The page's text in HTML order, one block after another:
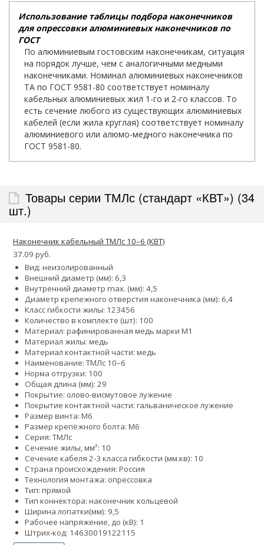
Использование таблицы подбора наконечников
для опрессовки алюминиевых наконечников по
ГОСТ
По алюминиевым гостовским наконечникам, ситуация
на порядок лучше, чем с аналогичными медными
наконечниками. Номинал алюминиевых наконечников
ТА по ГОСТ 9581-80 соответствует номиналу
кабельных алюминиевых жил 1-го и 2-го классов. То
есть сечение любого из существующих алюминиевых
кабелей (если жила круглая) соответствует номиналу
алюминиевого или алюмо-медного наконечника по
ГОСТ 9581-80.
Товары серии ТМЛс (стандарт «КВТ») (34
шт.)
Наконечник кабельный ТМЛс 10–6 (КВТ)
37.09 руб.
Вид: неизолированный
Внешний диаметр (мм): 6,3
Внутренний диаметр max. (мм): 4,5
Диаметр крепежного отверстия наконечника (мм): 6,4
Класс гибкости жилы: 123456
Количество в комплекте (шт): 100
Материал: рафинированная медь марки М1
Материал жилы: медь
Материал контактной части: медь
Наименование: ТМЛс 10–6
Норма отгрузки: 100
Общая длина (мм): 29
Покрытие: олово-висмутовое лужение
Покрытие контактной части: гальваническое лужение
Размер винта: М6
Размер крепёжного болта: М6
Серия: ТМЛс
Сечение жилы, мм²: 10
Сечение кабеля 2-3 класса гибкости (мм.кв): 10
Страна происхождения: Россия
Технология монтажа: опрессовка
Тип: прямой
Тип коннектора: наконечник кольцевой
Ширина лопатки(мм): 9,5
Рабочее напряжение, до (кВ): 1
Штрих-код: 14630019122115